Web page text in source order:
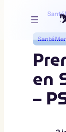
Santé
Santé
en
–